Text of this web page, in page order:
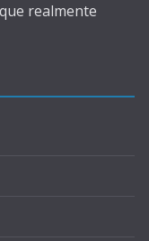
realmente